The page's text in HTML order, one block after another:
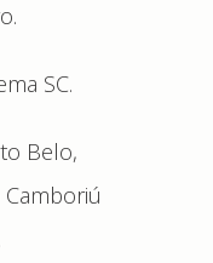
SC.
Belo,